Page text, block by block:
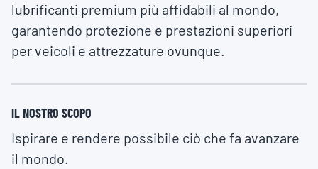
lubrificanti premium più affidabili al mondo,
garantendo protezione e prestazioni superiori
per veicoli e attrezzature ovunque.
IL NOSTRO SCOPO
Ispirare e rendere possibile ciò che fa avanzare
il mondo.